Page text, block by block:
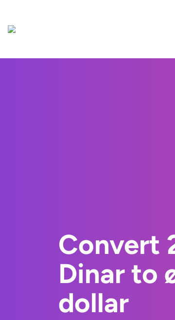
Convert
Dinar to
dollar